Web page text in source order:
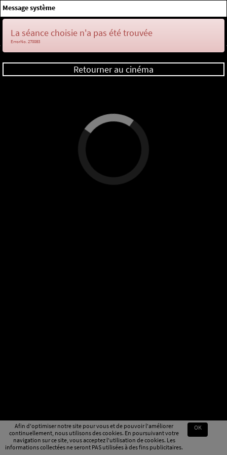
Afin d'optimiser notre site pour vous et de pouvoir l'améliorer
continuellement, nous utilisons des cookies. En poursuivant votre
navigation sur ce site, vous acceptez l'utilisation de cookies. Les
informations collectées ne seront PAS utilisées à des fins publicitaires.
OK
Message système
La séance choisie n'a pas été trouvée
ErrorNo. 270083
Retourner au cinéma